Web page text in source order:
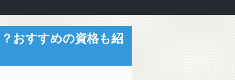
おすすめの資格も紹